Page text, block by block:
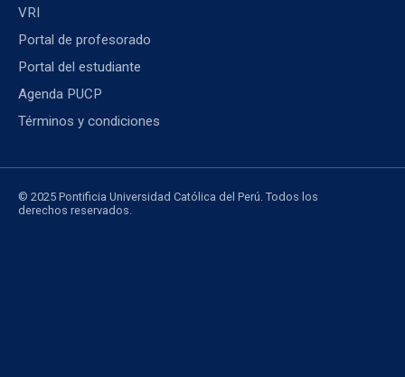
VRI
Portal de profesorado
Portal del estudiante
Agenda PUCP
Términos y condiciones
© 2025 Pontificia Universidad Católica del Perú. Todos los
derechos reservados.